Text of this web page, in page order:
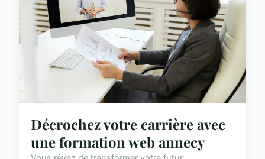
Décrochez votre carrière avec
une formation web annecy